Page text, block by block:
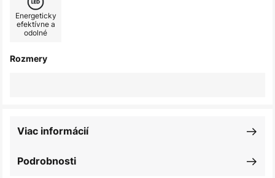
Energeticky
efektívne a
odolné
Rozmery
Podrobnosti
Viac informácií